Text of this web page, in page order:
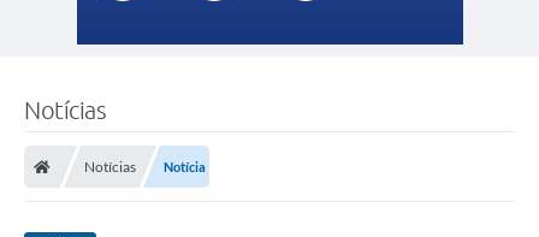
Notícias
Notícias Notícia